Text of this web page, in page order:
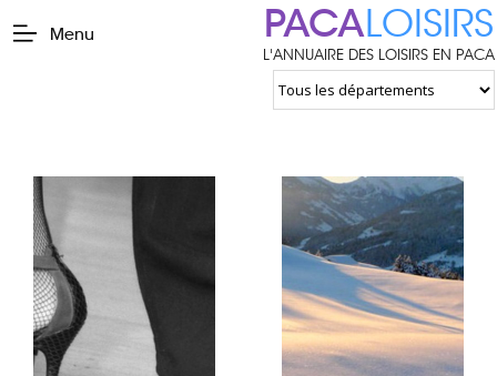
Menu PACALOISIRS
L'ANNUAIRE DES LOISIRS EN PACA